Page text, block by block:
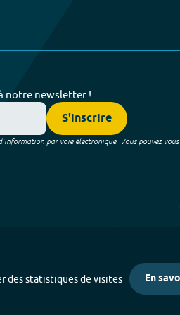
notre newsletter !
S'inscrire
par voie électronique. Vous pouvez
des statistiques de visites En